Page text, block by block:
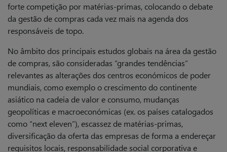
forte competição por matérias-primas, colocando o debate
da gestão de compras cada vez mais na agenda dos
responsáveis de topo.
No âmbito dos principais estudos globais na área da gestão
de compras, são consideradas “grandes tendências”
relevantes as alterações dos centros económicos de poder
mundiais, como exemplo o crescimento do continente
asiático na cadeia de valor e consumo, mudanças
geopolíticas e macroeconómicas (ex. os países catalogados
como “next eleven”), escassez de matérias-primas,
diversificação da oferta das empresas de forma a endereçar
requisitos locais, responsabilidade social corporativa e